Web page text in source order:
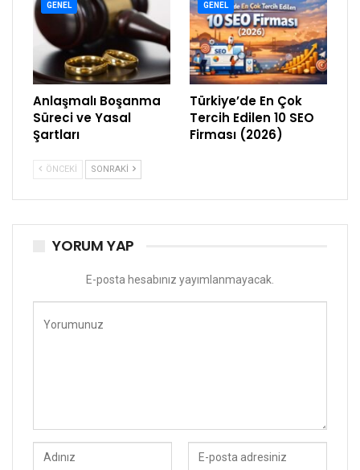
GENEL
Anlaşmalı Boşanma
Süreci ve Yasal
Şartları
GENEL
Türkiye’de En Çok
Tercih Edilen 10 SEO
Firması (2026)
ÖNCEKI SONRAKI
YORUM YAP
E-posta hesabınız yayımlanmayacak.